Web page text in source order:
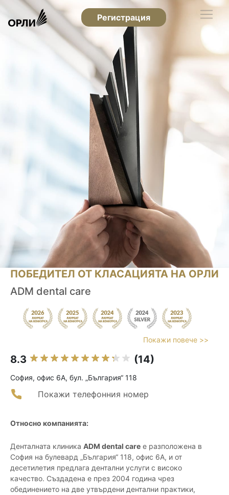
Регистрация
ПОБЕДИТЕЛ ОТ КЛАСАЦИЯТА НА ОРЛИ
ADM dental care
Покажи повече >>
8.3 (14)
София, офис 6А, бул. „България“ 118
Покажи телефонния номер
Относно компанията:
Денталната клиника ADM dental care е разположена в
София на булевард „България“ 118, офис 6А, и от
десетилетия предлага дентални услуги с високо
качество. Създадена е през 2004 година чрез
обединението на две утвърдени дентални практики,